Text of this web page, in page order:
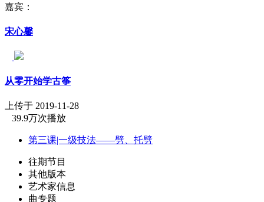
嘉宾：
宋心馨
从零开始学古筝
上传于 2019-11-28
39.9万次播放
第三课|一级技法——劈、托劈
往期节目
其他版本
艺术家信息
曲专题